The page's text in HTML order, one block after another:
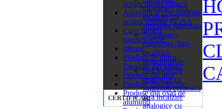
magnetice fara
incalzire cu
suprafata iluminata
Agitatoare-
magnetice-fara-
incalzire-
programabile
fara incalzire
analogice cu
suprafata ceramica
fara incalzire
analogice cu
pentru igiena muncii
Accesorii si consumabile
pentru sisteme ELISA
Cuve pentru
spectrometrie
filtrare
Produse de unica
folosinta din plastic
Produse din agat
Produse din cauciuc
Produse din oxid de
aluminiu
CERTIFICARI